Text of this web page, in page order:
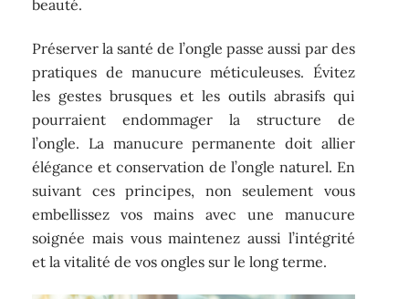
beauté.
Préserver la santé de l’ongle passe aussi par des
pratiques de manucure méticuleuses. Évitez
les gestes brusques et les outils abrasifs qui
pourraient endommager la structure de
l’ongle. La manucure permanente doit allier
élégance et conservation de l’ongle naturel. En
suivant ces principes, non seulement vous
embellissez vos mains avec une manucure
soignée mais vous maintenez aussi l’intégrité
et la vitalité de vos ongles sur le long terme.